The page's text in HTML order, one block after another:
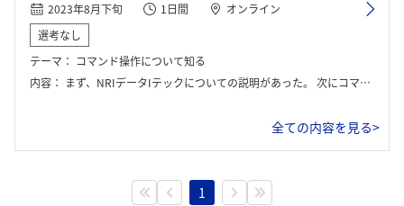
2023年8月下旬
1日間
オンライン
選考なし
テーマ： コマンド操作について知る
内容： まず、NRIデータIテックについての説明があった。 次にコマンド操作の重要性について知り、実際に学んだことをアウトプットした。
全ての内容を見る>
1